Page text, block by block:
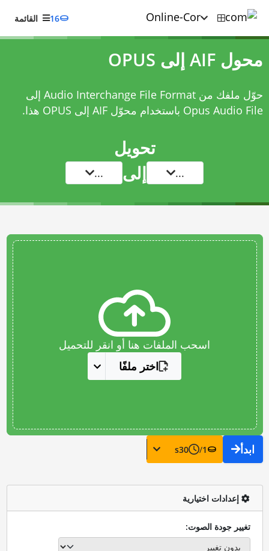
16 القائمة
محول AIF إلى OPUS
حوّل ملفك من Audio Interchange File Format إلى
Opus Audio File باستخدام
محوّل AIF إلى OPUS هذا.
تحويل
... إلى ...
اسحب الملفات هنا أو انقر للتحميل
اختر ملفًا
ابدأ 1
/
30
s
إعدادات اختيارية
تغيير جودة الصوت: